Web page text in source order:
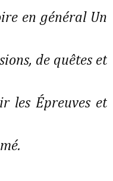
en général Un
de quêtes et
les Épreuves et